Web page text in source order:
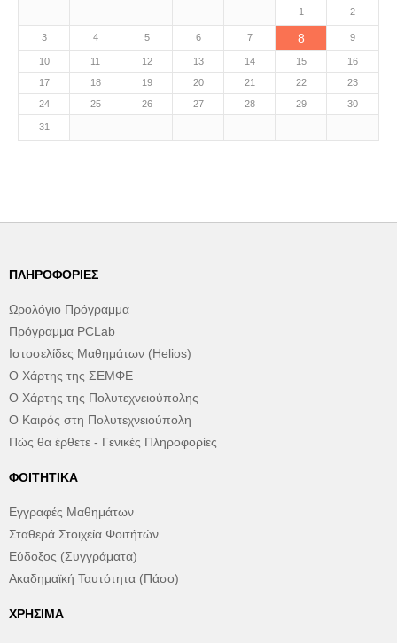
1 2
3 4 5 6 7 8 9
10 11 12 13 14 15
16
17
18 19 20 21 22
23
24
25 26 27 28 29 30
31
ΠΛΗΡΟΦΟΡΊΕΣ
Ωρολόγιο Πρόγραμμα
Πρόγραμμα PCLab
Ιστοσελίδες Μαθημάτων (Helios)
Ο Χάρτης της ΣΕΜΦΕ
Ο Χάρτης της Πολυτεχνειούπολης
Ο Καιρός στη Πολυτεχνειούπολη
Πώς θα έρθετε - Γενικές Πληροφορίες
ΦΟΙΤΗΤΙΚΆ
Εγγραφές Μαθημάτων
Σταθερά Στοιχεία Φοιτήτών
Εύδοξος (Συγγράματα)
Ακαδημαϊκή Ταυτότητα (Πάσο)
ΧΡΉΣΙΜΑ